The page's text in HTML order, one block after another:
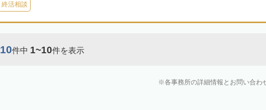
終活相談
10件中 1~10件を表示
各事務所の詳細情報とお問い合わ